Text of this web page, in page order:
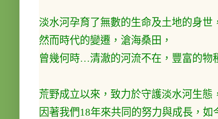
淡水河孕育了無數的生命及土地的身
然而時代的變遷，滄海桑田，
曾幾何時…清澈的河流不在，豐富的
荒野成立以來，致力於守護淡水河生態
因著我們18年來共同的努力與成長，